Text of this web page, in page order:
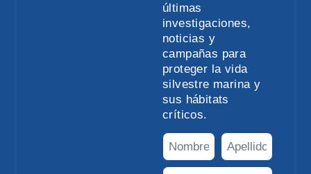
últimas
investigaciones,
noticias y
campañas para
proteger la vida
silvestre marina y
sus hábitats
críticos.